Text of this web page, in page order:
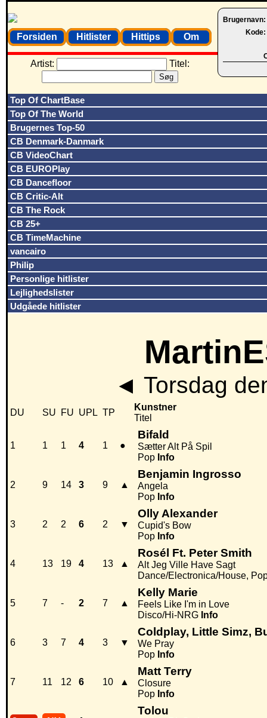
Brugernavn:
Kode:
Forsiden Hitlister Hittips Om
Artist: Titel:
Top Of ChartBase
Top Of The World
Brugernes Top-50
CB Denmark-Danmark
CB VideoChart
CB EUROPlay
CB Dancefloor
CB Critic-Alt
CB The Rock
CB 25+
CB TimeMachine
vancairo
Philip
Personlige hitlister
Lejlighedslister
Udgåede hitlister
◄ Torsdag
DU SU FU UPL TP
Kunstner
Titel
1 1 1 4 1 ●
Bifald
Sætter Alt På Spil
Pop Info
2 9 14 3 9 ▲
Benjamin Ingrosso
Angela
Pop Info
3 2 2 6 2 ▼
Olly Alexander
Cupid's Bow
Pop Info
4 13 19 4 13 ▲
Rosél Ft. Peter Smith
Alt Jeg Ville Have Sagt
Dance/Electronica/House,
5 7 - 2 7 ▲
Kelly Marie
Feels Like I'm in Love
Disco/Hi-NRG Info
6 3 7 4 3 ▼
Coldplay, Little Simz,
We Pray
Pop Info
7 11 12 6 10 ▲
Matt Terry
Closure
Pop Info
Tolou